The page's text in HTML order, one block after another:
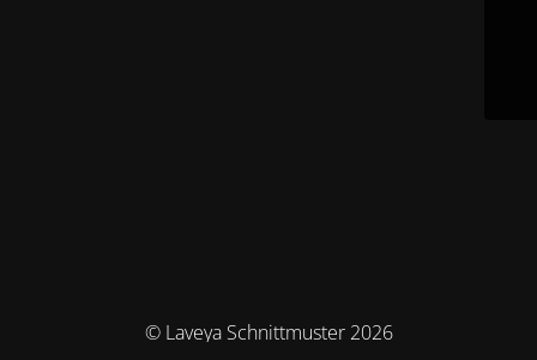
© Laveya Schnittmuster 2026